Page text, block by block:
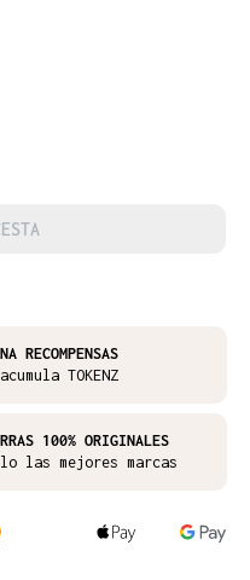
la
RECOMPENSAS
TOKENZ
100% ORIGINALES
las mejores marcas